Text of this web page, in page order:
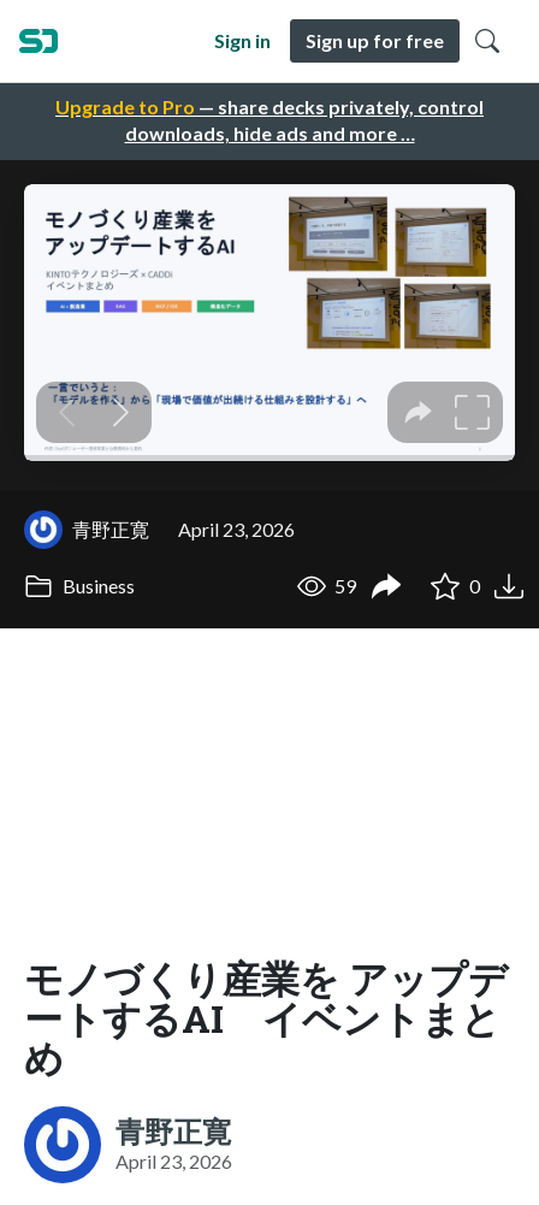
Upgrade to Pro — share decks privately, control
downloads, hide ads and more …
Sign in Sign up for free
青野正寛 April 23, 2026
Business 59 0
モノづくり産業を アップデ
ートするAI イベントまと
め
青野正寛
April 23, 2026